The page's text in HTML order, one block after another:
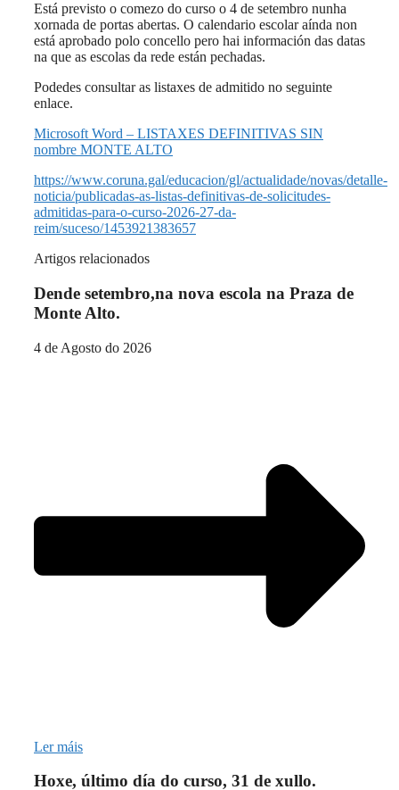
Está previsto o comezo do curso o 4 de setembro nunha
xornada de portas abertas. O calendario escolar aínda non
está aprobado polo concello pero hai información das datas
na que as escolas da rede están pechadas.
Podedes consultar as listaxes de admitido no seguinte
enlace.
Microsoft Word – LISTAXES DEFINITIVAS SIN
nombre MONTE ALTO
https://www.coruna.gal/educacion/gl/actualidade/novas/detalle-
noticia/publicadas-as-listas-definitivas-de-solicitudes-
admitidas-para-o-curso-2026-27-da-
reim/suceso/1453921383657
Artigos relacionados
Dende setembro,na nova escola na Praza de
Monte Alto.
4 de Agosto do 2026
Ler máis
Hoxe, último día do curso, 31 de xullo.